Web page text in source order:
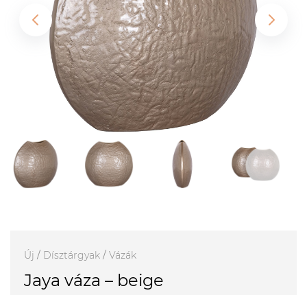
Új / Dísztárgyak / Vázák
Jaya váza – beige